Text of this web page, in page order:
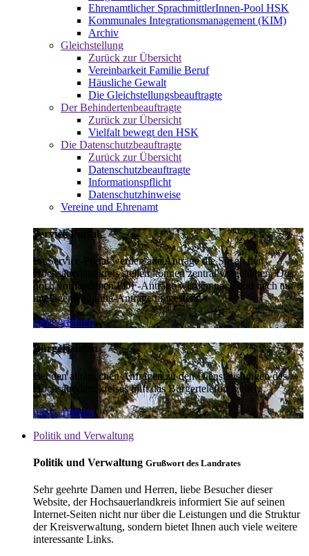
Ehrenamtlicher SprachmittlerInnen-Pool HSK
Kommunales Integrationsmanagement (KIM)
Archiv
Gleichstellung
Zurück zur Übersicht
Vereinbarkeit Familie Beruf
Häusliche Gewalt
Die Gleichstellungsbeauftragte
Der Behindertenbeauftragte
Zurück zur Übersicht
Vielfalt bewegt den HSK
Die Datenschutzbeauftragte
Zurück zur Übersicht
Datenschutzbeauftragte
Informationspflicht
Datenschutzhinweise
Vereine und Ehrenamt
Service-Portal
Im Service-Portal werden alle Anträge die Sie an den
Hochsauerlandkreis stellen können zentral vorgehalten. Die
noch vorhandenen PDF-Anträge werden nach und nach auf
intelligente Online-Anträge umgestellt.
mehr erfahren
Bürgertelefon
Bei den alltäglichen Anfragen zu den Dienstleistungen des
Hochsauerlandkreises hilft das Bürgertelefon weiter.
mehr erfahren
Politik und Verwaltung
Politik und Verwaltung Grußwort des Landrates
Sehr geehrte Damen und Herren, liebe Besucher dieser
Website, der Hochsauerlandkreis informiert Sie auf seinen
Internet-Seiten nicht nur über die Leistungen und die Struktur
der Kreisverwaltung, sondern bietet Ihnen auch viele weitere
interessante Links.